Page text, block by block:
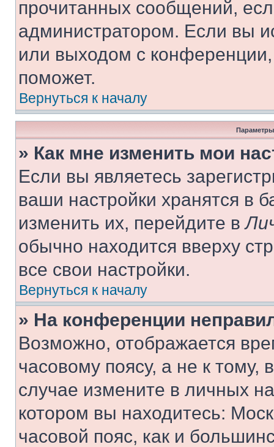
прочитанных сообщений,
администратором. Если вы
или выходом с
поможет.
Вернуться к началу
Параметры
» Как мне изменить мои
Если вы являетесь
ваши настройки хранятся в
изменить их, перейдите в
обычно находится вверху
все свои настройки.
Вернуться к началу
» На конференции
Возможно, отображается
часовому поясу, а не к тому,
случае измените в личных
котором вы находитесь:
часовой пояс, как и